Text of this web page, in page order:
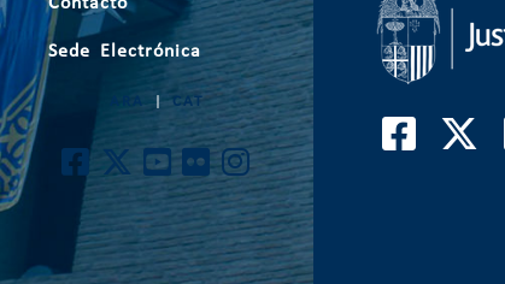
Contacto
Sede Electrónica
|CAT